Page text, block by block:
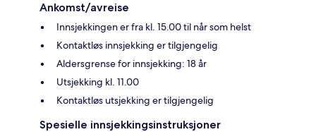
Ankomst/avreise
Innsjekkingen er fra kl. 15.00 til når som helst
Kontaktløs innsjekking er tilgjengelig
Aldersgrense for innsjekking: 18 år
Utsjekking kl. 11.00
Kontaktløs utsjekking er tilgjengelig
Spesielle innsjekkingsinstruksjoner